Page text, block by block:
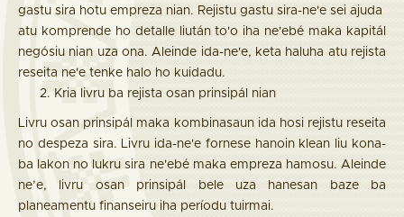
gastu sira hotu empreza nian. Rejistu gastu sira-ne'e sei ajuda
atu komprende ho detalle liután to'o iha ne'ebé maka kapitál
negósiu nian uza ona. Aleinde ida-ne'e, keta haluha atu rejista
reseita ne'e tenke halo ho kuidadu.
Kria livru ba rejista osan prinsipál nian
Livru osan prinsipál maka kombinasaun ida hosi rejistu reseita
no despeza sira. Livru ida-ne'e fornese hanoin klean liu kona-
ba lakon no lukru sira ne'ebé maka empreza hamosu. Aleinde
ne’e, livru osan prinsipál bele uza hanesan baze ba
planeamentu finanseiru iha períodu tuirmai.